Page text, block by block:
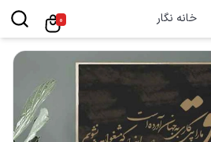
خانه نگار 0